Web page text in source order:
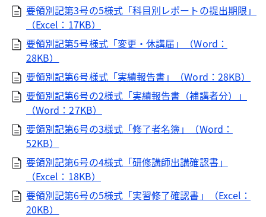
要領別記第3号の5様式「科目別レポートの提出期限」
（Excel：17KB）
要領別記第5号様式「変更・休講届」（Word：
28KB）
要領別記第6号様式「実績報告書」（Word：28KB）
要領別記第6号の2様式「実績報告書（補講者分）」
（Word：27KB）
要領別記第6号の3様式「修了者名簿」（Word：
52KB）
要領別記第6号の4様式「研修講師出講確認書」
（Excel：18KB）
要領別記第6号の5様式「実習修了確認書」（Excel：
20KB）